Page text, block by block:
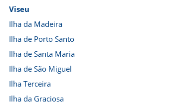
Viseu
Ilha da Madeira
Ilha de Porto Santo
Ilha de Santa Maria
Ilha de São Miguel
Ilha Terceira
Ilha da Graciosa